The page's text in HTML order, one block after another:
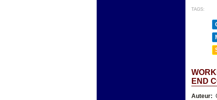
TAGS:
END
Auteur: